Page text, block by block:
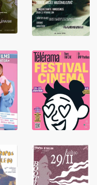
LIRE
LIRE